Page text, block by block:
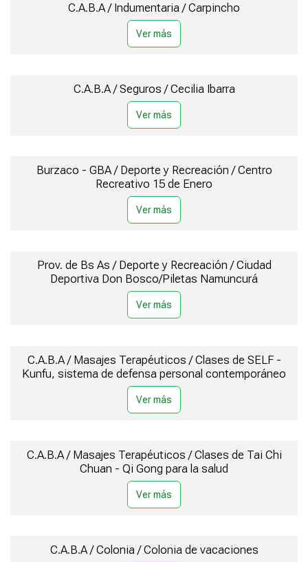
C.A.B.A / Indumentaria / Carpincho
C.A.B.A / Seguros / Cecilia Ibarra
Burzaco - GBA / Deporte y Recreación / Centro
Recreativo 15 de Enero
Prov. de Bs As / Deporte y Recreación / Ciudad
Deportiva Don Bosco/Piletas Namuncurá
C.A.B.A / Masajes Terapéuticos / Clases de SELF -
Kunfu, sistema de defensa personal contemporáneo
C.A.B.A / Masajes Terapéuticos / Clases de Tai Chi
Chuan - Qi Gong para la salud
C.A.B.A / Colonia / Colonia de vacaciones